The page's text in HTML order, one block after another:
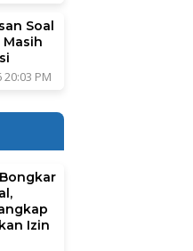
Soal
Masih
PM
Izin